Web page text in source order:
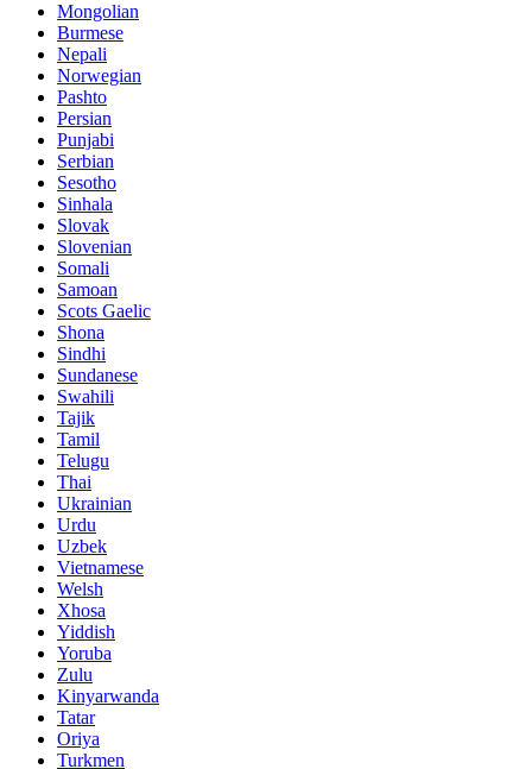
Mongolian
Burmese
Nepali
Norwegian
Pashto
Persian
Punjabi
Serbian
Sesotho
Sinhala
Slovak
Slovenian
Somali
Samoan
Scots Gaelic
Shona
Sindhi
Sundanese
Swahili
Tajik
Tamil
Telugu
Thai
Ukrainian
Urdu
Uzbek
Vietnamese
Welsh
Xhosa
Yiddish
Yoruba
Zulu
Kinyarwanda
Tatar
Oriya
Turkmen